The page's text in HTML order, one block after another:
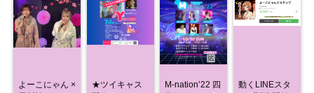
よーこにゃん ×
★ツイキャス
M-nation’22 四
動くLINEスタ